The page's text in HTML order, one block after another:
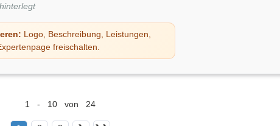
Logo, Beschreibung, Leistungen,
freischalten.
1 - 10 von 24